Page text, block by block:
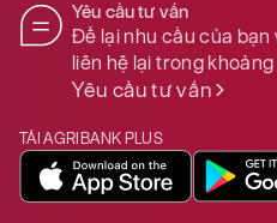
Yêu cầu tư vấn
Để lại nhu cầu của bạn
liên hệ lại trong
Yêu cầu tư vấn
TẢI AGRIBANK PLUS